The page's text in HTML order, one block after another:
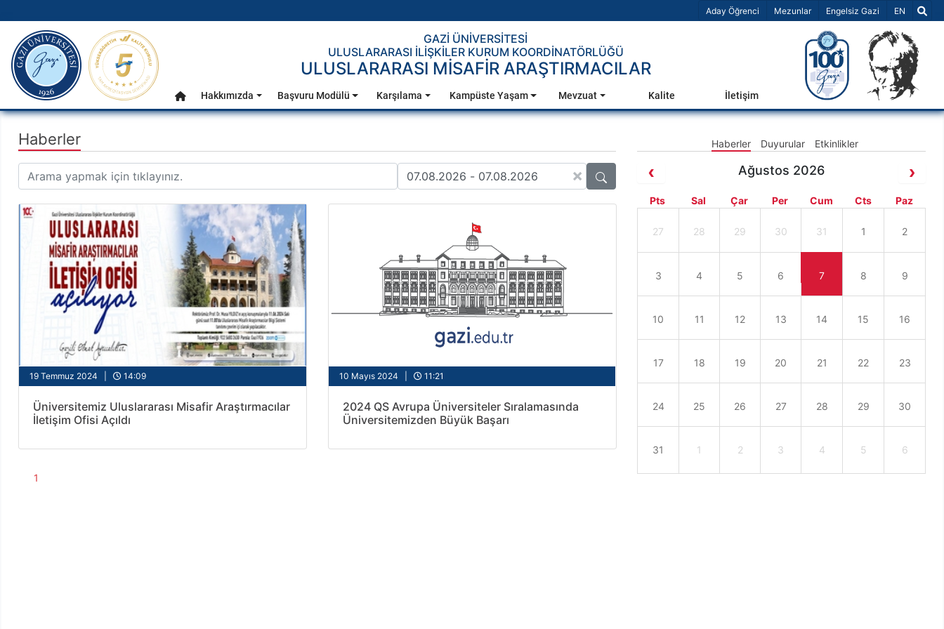
Aday Öğrenci Mezunlar Engelsiz Gazi Dil Seçiniz
EN
Ana Menü
gazi.edu.tr
GAZİ ÜNİVERSİTESİ
ULUSLARARASI İLİŞKİLER KURUM KOORDİNATÖRLÜĞÜ
ULUSLARARASI MİSAFİR ARAŞTIRMACILAR
Anasayfa
Hakkımızda Başvuru Modülü Karşılama Kampüste Yaşam Mevzuat Kalite İletişim
Haberler
×
19 Temmuz 2024 | 14:09
Üniversitemiz Uluslararası Misafir Araştırmacılar
İletişim Ofisi Açıldı
10 Mayıs 2024 | 11:21
2024 QS Avrupa Üniversiteler Sıralamasında
Üniversitemizden Büyük Başarı
1
Haberler Duyurular Etkinlikler
Ağustos 2026
Pts Sal Çar Per Cum Cts Paz
27 28 29 30 31 1 2
3 4 5 6 7 8 9
10 11 12 13 14 15 16
17 18 19 20 21 22 23
24 25 26 27 28 29 30
31 1 2 3 4 5 6